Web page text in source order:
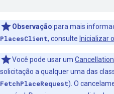
Observação:para mais
PlacesClient, consulte Inicializar
Você pode usar um
solicitação a qualquer uma das
FetchPlaceRequest). O